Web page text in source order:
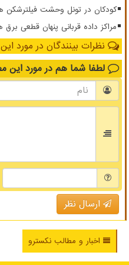
کودکان در تونل وحشت فیلترشکن
مراکز داده قربانی پنهان قطعی برق
نظرات بینندگان در مورد
لطفا شما هم در مورد این
ارسال نظر
اخبار و مطالب نکسترو